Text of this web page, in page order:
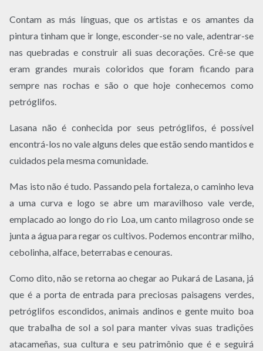
Contam as más línguas, que os artistas e os amantes da
pintura tinham que ir longe, esconder-se no vale, adentrar-se
nas quebradas e construir ali suas decorações. Crê-se que
eram grandes murais coloridos que foram ficando para
sempre nas rochas e são o que hoje conhecemos como
petróglifos.
Lasana não é conhecida por seus petróglifos, é possível
encontrá-los no vale alguns deles que estão sendo mantidos e
cuidados pela mesma comunidade.
Mas isto não é tudo. Passando pela fortaleza, o caminho leva
a uma curva e logo se abre um maravilhoso vale verde,
emplacado ao longo do rio Loa, um canto milagroso onde se
junta a água para regar os cultivos. Podemos encontrar milho,
cebolinha, alface, beterrabas e cenouras.
Como dito, não se retorna ao chegar ao Pukará de Lasana, já
que é a porta de entrada para preciosas paisagens verdes,
petróglifos escondidos, animais andinos e gente muito boa
que trabalha de sol a sol para manter vivas suas tradições
atacameñas, sua cultura e seu patrimônio que é e seguirá